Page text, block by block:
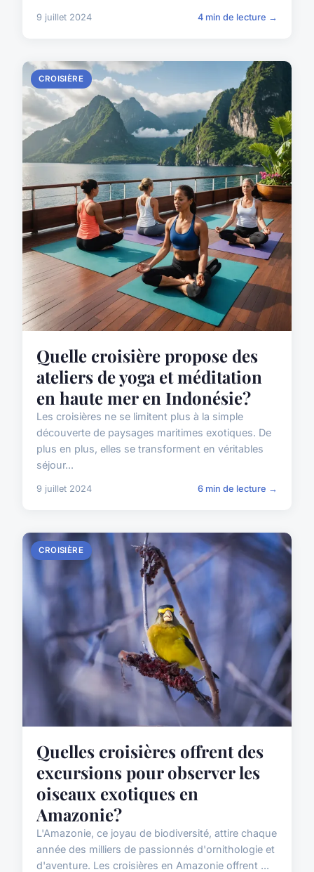
9 juillet 2024 4 min de lecture →
CROISIÈRE
Quelle croisière propose des
ateliers de yoga et méditation
en haute mer en Indonésie?
Les croisières ne se limitent plus à la simple
découverte de paysages maritimes exotiques. De
plus en plus, elles se transforment en véritables
séjour...
9 juillet 2024 6 min de lecture →
CROISIÈRE
Quelles croisières offrent des
excursions pour observer les
oiseaux exotiques en
Amazonie?
L'Amazonie, ce joyau de biodiversité, attire chaque
année des milliers de passionnés d'ornithologie et
d'aventure. Les croisières en Amazonie offrent ...